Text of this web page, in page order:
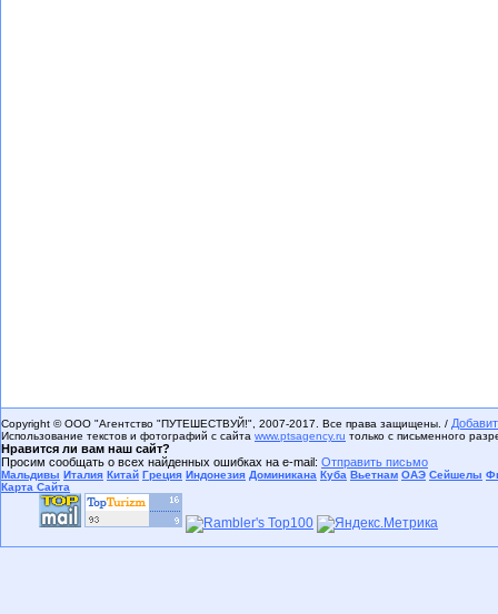
Copyright © ООО "Агентство "ПУТЕШЕСТВУЙ!", 2007-2017. Все права защищены. /
Использование текстов и фотографий с сайта www.ptsagency.ru только с письменного
Нравится ли вам наш сайт?
Просим сообщать о всех найденных ошибках на e-mail: Отправить письмо
Мальдивы Италия Китай Греция Индонезия Доминикана Куба Вьетнам ОАЭ Сейшелы
Карта Сайта